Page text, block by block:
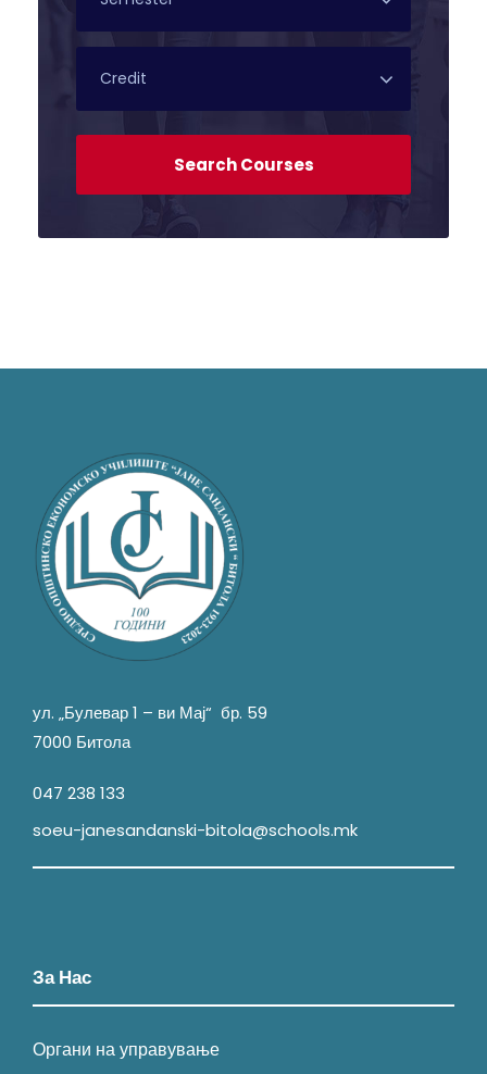
ул. „Булевар 1 – ви Мај“ бр. 59
7000 Битола
047 238 133
soeu-janesandanski-bitola@schools.mk
За Нас
Органи на управување